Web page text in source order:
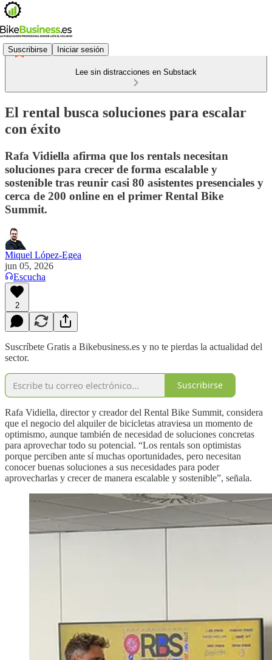
Suscribirse Iniciar sesión
Lee sin distracciones en Substack
El rental busca soluciones para escalar
con éxito
Rafa Vidiella afirma que los rentals necesitan
soluciones para crecer de forma escalable y
sostenible tras reunir casi 80 asistentes presenciales y
cerca de 200 online en el primer Rental Bike
Summit.
Miquel López-Egea
jun 05, 2026
Escucha
2
Suscríbete Gratis a Bikebusiness.es y no te pierdas la actualidad del
sector.
Suscribirse
Rafa Vidiella, director y creador del Rental Bike Summit, considera
que el negocio del alquiler de bicicletas atraviesa un momento de
optimismo, aunque también de necesidad de soluciones concretas
para aprovechar todo su potencial. “Los rentals son optimistas
porque perciben ante sí muchas oportunidades, pero necesitan
conocer buenas soluciones a sus necesidades para poder
aprovecharlas y crecer de manera escalable y sostenible”, señala.